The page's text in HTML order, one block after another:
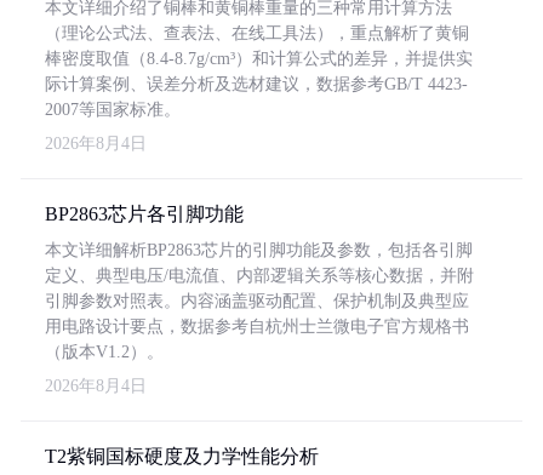
本文详细介绍了铜棒和黄铜棒重量的三种常用计算方法
（理论公式法、查表法、在线工具法），重点解析了黄铜
棒密度取值（8.4-8.7g/cm³）和计算公式的差异，并提供实
际计算案例、误差分析及选材建议，数据参考GB/T 4423-
2007等国家标准。
2026年8月4日
BP2863芯片各引脚功能
本文详细解析BP2863芯片的引脚功能及参数，包括各引脚
定义、典型电压/电流值、内部逻辑关系等核心数据，并附
引脚参数对照表。内容涵盖驱动配置、保护机制及典型应
用电路设计要点，数据参考自杭州士兰微电子官方规格书
（版本V1.2）。
2026年8月4日
T2紫铜国标硬度及力学性能分析